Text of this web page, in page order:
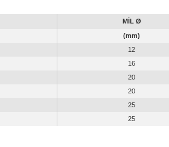
MİL Ø
(mm)
12
16
20
20
25
25